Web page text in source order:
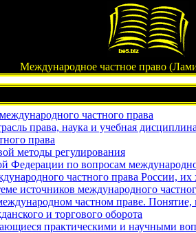
Международное частное право
частного права
права, наука и учебная дисциплина
права
методы регулирования
по вопросам
частного права России, их
источников международного
частном праве.
и торгового оборота
практическими и научными